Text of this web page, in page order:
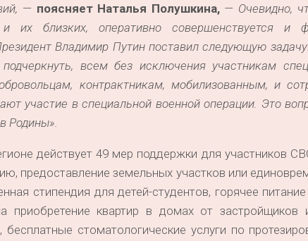
— поясняет Наталья Полушкина,— Очевидно,
их близких, оперативно совершенствуется и
Владимир Путин поставил следующую
всем без исключения участникам
контрактникам, мобилизованным, и
участие в специальной военной операции. Это
Родины».
действует 49 мер поддержки для участников
предоставление земельных участков или
стипендия для детей-студентов, горячее
квартир в домах от застройщиков
бесплатные стоматологические услуги по